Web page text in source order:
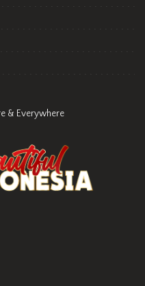
& Everywhere